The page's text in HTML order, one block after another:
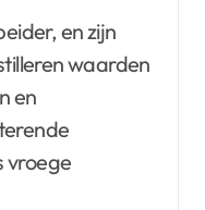
en zijn
waarden
en
vroege